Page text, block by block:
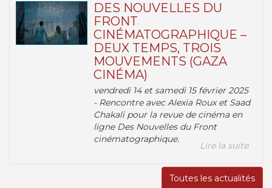
DES NOUVELLES DU
FRONT
CINÉMATOGRAPHIQUE –
DEUX TEMPS, TROIS
MOUVEMENTS (GAZA
CINÉMA)
vendredi 14 et samedi 15 février 2025
- Rencontre avec Alexia Roux et Saad
Chakali pour la revue de cinéma en
ligne Des Nouvelles du Front
cinématographique.
Lire la suite
Toutes les actualités